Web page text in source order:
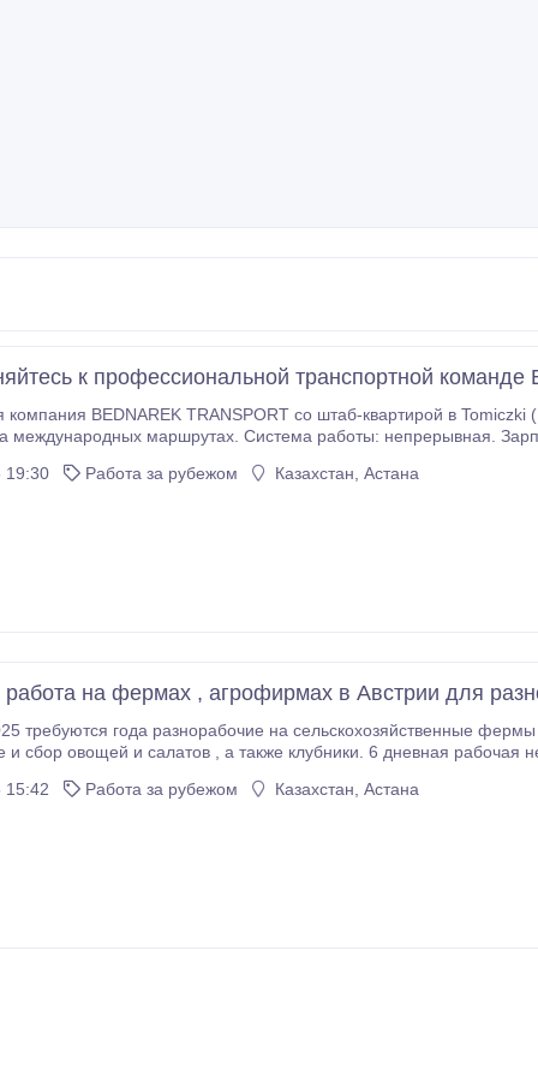
к профессиональной транспортной команде
компания BEDNAREK TRANSPORT со штаб-квартирой в Tomiczki
международных маршрутах. Система работы: непрерывная.
типа "мега" или "силос".
19:30 Работа за рубежом Казахстан, Астана
работа на фермах , агрофирмах в Австрии для
семейные пары.
клубники. 6 дневная рабочая неделя. Оплата труда: от 11, 52 евро в час или
15:42
Работа за рубежом Казахстан, Астана